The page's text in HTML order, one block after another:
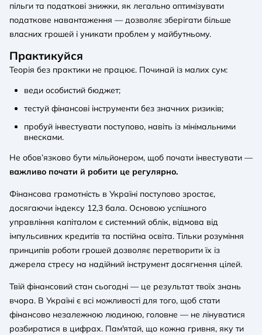
пільги та податкові знижки, як легально оптимізувати
податкове навантаження — дозволяє зберігати більше
власних грошей і уникати проблем у майбутньому.
Практикуйся
Теорія без практики не працює. Починай із малих сум:
веди особистий бюджет;
тестуй фінансові інструменти без значних ризиків;
пробуй інвестувати поступово, навіть із мінімальними
внесками.
Не обов’язково бути мільйонером, щоб почати інвестувати —
важливо почати й робити це регулярно.
Фінансова грамотність в Україні поступово зростає,
досягаючи індексу 12,3 бала. Основою успішного
управління капіталом є системний облік, відмова від
імпульсивних кредитів та постійна освіта. Тільки розуміння
принципів роботи грошей дозволяє перетворити їх із
джерела стресу на надійний інструмент досягнення цілей.
Твій фінансовий стан сьогодні — це результат твоїх знань
вчора. В Україні є всі можливості для того, щоб стати
фінансово незалежною людиною, головне — не лінуватися
розбиратися в цифрах. Пам'ятай, що кожна гривня, яку ти